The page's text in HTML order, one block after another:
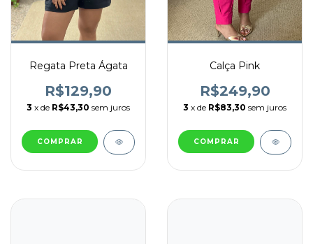
Regata Preta Ágata
R$129,90
3 x de R$43,30 sem juros
COMPRAR
Calça Pink
R$249,90
3 x de R$83,30 sem juros
COMPRAR